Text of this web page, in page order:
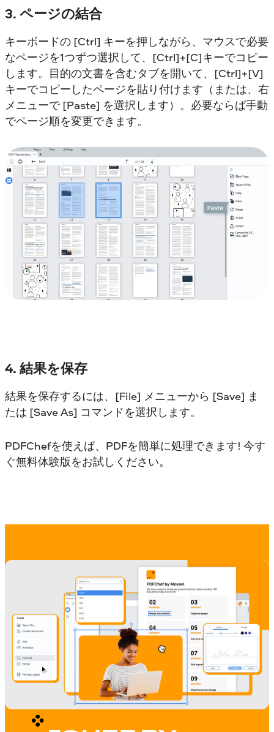
3. ページの結合
キーボードの [Ctrl] キーを押しながら、マウスで必要
なページを1つずつ選択して、[Ctrl]+[C]キーでコピー
します。目的の文書を含むタブを開いて、[Ctrl]+[V]
キーでコピーしたページを貼り付けます（または、右
メニューで [Paste] を選択します）。必要ならば手動
でページ順を変更できます。
4. 結果を保存
結果を保存するには、[File] メニューから [Save] ま
たは [Save As] コマンドを選択します。
PDFChefを使えば、PDFを簡単に処理できます! 今す
ぐ無料体験版をお試しください。